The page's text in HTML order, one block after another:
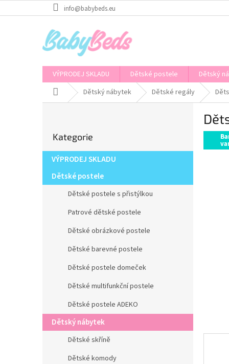
na
info@babybeds.eu
VÝPRODEJ SKLADU Dětské postele Dětský
Domů Dětský nábytek Dětské regály
r
n
kategorie
Kategorie
VÝPRODEJ SKLADU
Dětské postele
Dětské postele s přistýlkou
Patrové dětské postele
Dětské obrázkové postele
Dětské barevné postele
Dětské postele domeček
Dětské multifunkční postele
Dětské postele ADEKO
Dětský nábytek
Dětské skříně
Dětské komody